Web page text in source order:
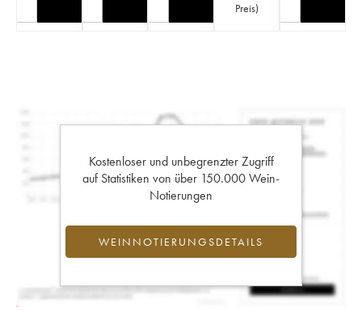
Preis)
Kostenloser und unbegrenzter Zugriff
auf Statistiken von über 150.000 Wein-
Notierungen
WEINNOTIERUNGSDETAILS